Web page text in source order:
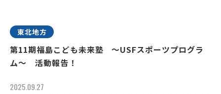
東北地方
第11期福島こども未来塾 ～USFスポーツプログラ
ム～ 活動報告！
2025.09.27